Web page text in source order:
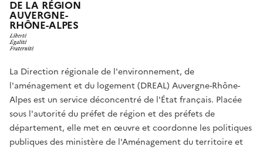
DE LA RÉGION
AUVERGNE-
RHÔNE-ALPES
La Direction régionale de l'environnement, de
l'aménagement et du logement (DREAL) Auvergne-Rhône-
Alpes est un service déconcentré de l'État français. Placée
sous l'autorité du préfet de région et des préfets de
département, elle met en œuvre et coordonne les politiques
publiques des ministère de l'Aménagement du territoire et